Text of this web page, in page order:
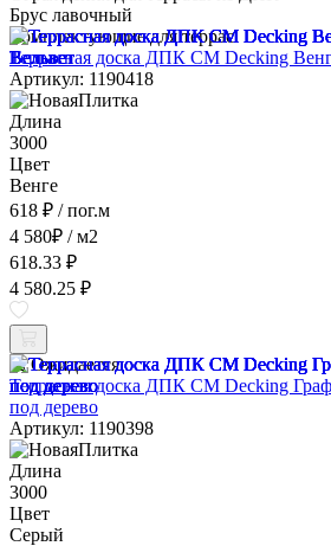
Брус лавочный
Комплектующие для террас
Террасная доска ДПК CM Decking
Артикул: 1190418
Длина
3000
Цвет
Венге
618 ₽ / пог.м
4 580₽ / м2
618.33 ₽
4 580.25 ₽
Ожидается
Террасная доска ДПК CM Decking
под дерево
Артикул: 1190398
Длина
3000
Цвет
Серый